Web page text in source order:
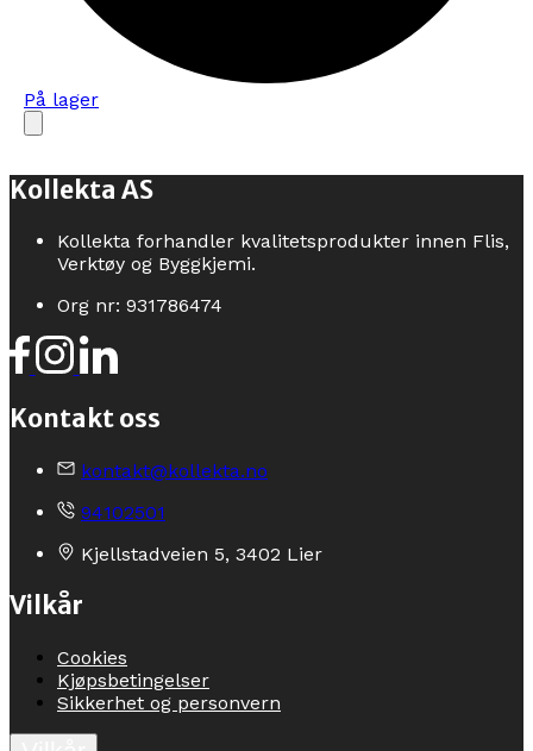
På lager
Kollekta AS
Kollekta forhandler kvalitetsprodukter innen Flis,
Verktøy og Byggkjemi.
Org nr: 931786474
Kontakt oss
kontakt@kollekta.no
94102501
Kjellstadveien 5, 3402 Lier
Vilkår
Cookies
Kjøpsbetingelser
Sikkerhet og personvern